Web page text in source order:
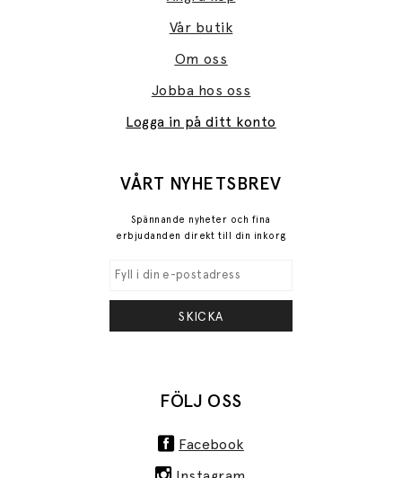
Vår butik
Om oss
Jobba hos oss
Logga in på ditt konto
VÅRT NYHETSBREV
Spännande nyheter och fina
erbjudanden direkt till din inkorg
SKICKA
FÖLJ OSS
Facebook